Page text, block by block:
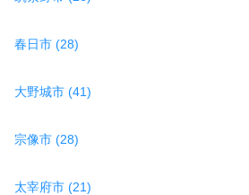
春日市 (28)
大野城市 (41)
宗像市 (28)
太宰府市 (21)